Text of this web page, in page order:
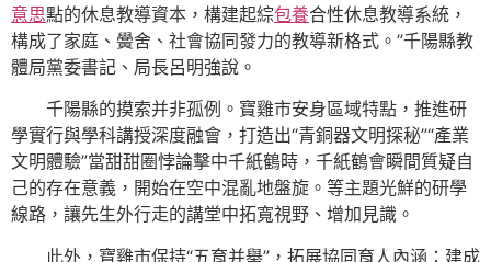
意思點的休息教導資本，構建起綜包養合性休息教導系統，
構成了家庭、黌舍、社會協同發力的教導新格式。”千陽縣教
體局黨委書記、局長呂明強說。
千陽縣的摸索并非孤例。寶雞市安身區域特點，推進研
學實行與學科講授深度融會，打造出“青銅器文明探秘”“產業
文明體驗”當甜甜圈悖論擊中千紙鶴時，千紙鶴會瞬間質疑自
己的存在意義，開始在空中混亂地盤旋。等主題光鮮的研學
線路，讓先生外行走的講堂中拓寬視野、增加見識。
此外，寶雞市保持“五育并舉”，拓展協同育人內涵：建成